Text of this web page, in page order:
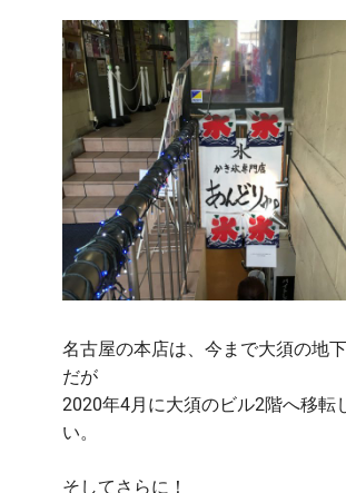
名古屋の本店は、今まで大須の地
だが
2020年4月に大須のビル2階へ移転
い。
そしてさらに！